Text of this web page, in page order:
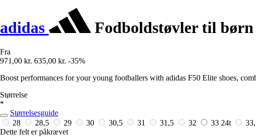
adidas Fodboldstøvler til
Fra
971,00 kr. 635,00 kr. -35%
Boost performances for your young footballers with adidas F50 Elite shoes,
Størrelse
*
Størrelsesguide
28
28,5 29 30 30,5 31 31,5 32 33 24t
Dette felt er påkrævet